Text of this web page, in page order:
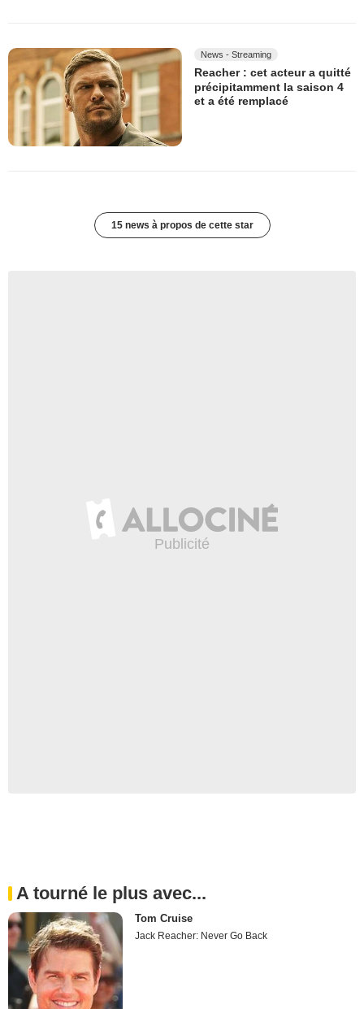
News - Streaming
Reacher : cet acteur a quitté
précipitamment la saison 4
et a été remplacé
15 news à propos de cette star
A tourné le plus avec...
Tom Cruise
Jack Reacher: Never Go Back